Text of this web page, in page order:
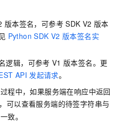
版本签名，可参考 SDK V2 版本
Python SDK V2 版本签名实
逻辑，可参考 V1 版本签名。更
API 发起请求。
程中，如果服务端在响应中返回
可以查看服务端的待签字符串与
致。